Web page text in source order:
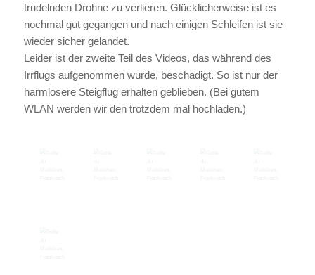
trudelnden Drohne zu verlieren. Glücklicherweise ist es
nochmal gut gegangen und nach einigen Schleifen ist sie
wieder sicher gelandet.
Leider ist der zweite Teil des Videos, das während des
Irrflugs aufgenommen wurde, beschädigt. So ist nur der
harmlosere Steigflug erhalten geblieben. (Bei gutem
WLAN werden wir den trotzdem mal hochladen.)